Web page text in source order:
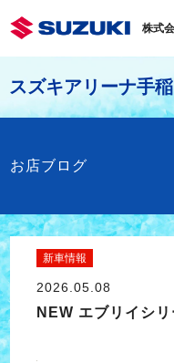
株式
スズキアリーナ手稲
お店ブログ
新車情報
2026.05.08
NEW エブリイシ